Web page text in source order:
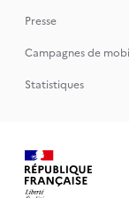
Presse
Campagnes de
Statistiques